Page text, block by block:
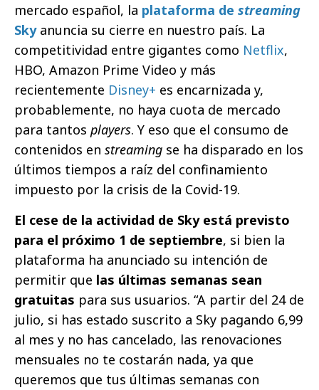
mercado español, la plataforma de streaming
Skyanuncia su cierre en nuestro país. La
competitividad entre gigantes como Netflix,
HBO, Amazon Prime Video y más
recientemente Disney+ es encarnizada y,
probablemente, no haya cuota de mercado
para tantos players. Y eso que el consumo de
contenidos en streaming se ha disparado en los
últimos tiempos a raíz del confinamiento
impuesto por la crisis de la Covid-19.
El cese de la actividad de Sky está previsto
para el próximo 1 de septiembre, si bien la
plataforma ha anunciado su intención de
permitir que las últimas semanas sean
gratuitas para sus usuarios. “A partir del 24 de
julio, si has estado suscrito a Sky pagando 6,99
al mes y no has cancelado, las renovaciones
mensuales no te costarán nada, ya que
queremos que tus últimas semanas con